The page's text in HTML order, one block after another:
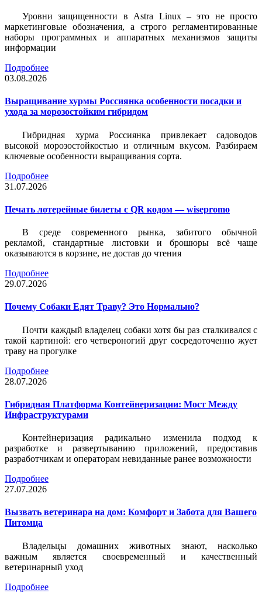
Уровни защищенности в Astra Linux – это не просто
маркетинговые обозначения, а строго регламентированные
наборы программных и аппаратных механизмов защиты
информации
Подробнее
03.08.2026
Выращивание хурмы Россиянка особенности посадки и
ухода за морозостойким гибридом
Гибридная хурма Россиянка привлекает садоводов
высокой морозостойкостью и отличным вкусом. Разбираем
ключевые особенности выращивания сорта.
Подробнее
31.07.2026
Печать лотерейные билеты c QR кодом — wisepromo
В среде современного рынка, забитого обычной
рекламой, стандартные листовки и брошюры всё чаще
оказываются в корзине, не достав до чтения
Подробнее
29.07.2026
Почему Собаки Едят Траву? Это Нормально?
Почти каждый владелец собаки хотя бы раз сталкивался с
такой картиной: его четвероногий друг сосредоточенно жует
траву на прогулке
Подробнее
28.07.2026
Гибридная Платформа Контейнеризации: Мост Между
Инфраструктурами
Контейнеризация радикально изменила подход к
разработке и развертыванию приложений, предоставив
разработчикам и операторам невиданные ранее возможности
Подробнее
27.07.2026
Вызвать ветеринара на дом: Комфорт и Забота для Вашего
Питомца
Владельцы домашних животных знают, насколько
важным является своевременный и качественный
ветеринарный уход
Подробнее